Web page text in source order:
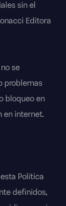
sin el
Editora
se
problemas
bloqueo en
en internet.
Política
definidos,